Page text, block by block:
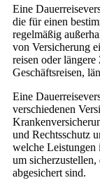
Eine
die für einen
regelmäßig
von Versicherung
reisen oder
Geschäftsreisen,
Eine
verschiedenen
und Rechtsschutz
welche Leistungen
um sicherzustellen,
abgesichert sind.